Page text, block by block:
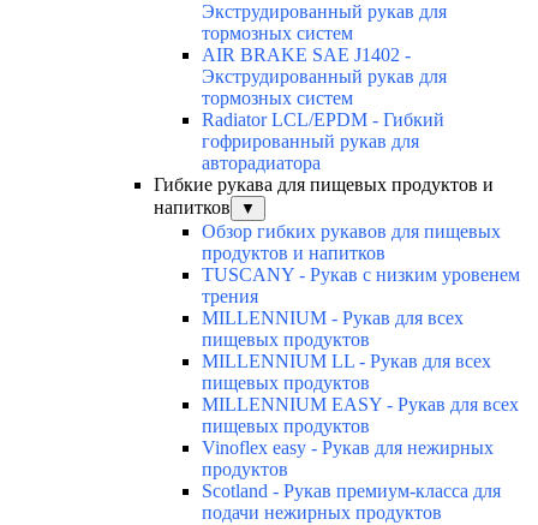
Экструдированный рукав для
тормозных систем
AIR BRAKE SAE J1402 -
Экструдированный рукав для
тормозных систем
Radiator LCL/EPDM - Гибкий
гофрированный рукав для
авторадиатора
Гибкие рукава для пищевых продуктов и
напитков
▼
Обзор гибких рукавов для пищевых
продуктов и напитков
TUSCANY - Рукав с низким уровенем
трения
MILLENNIUM - Рукав для всех
пищевых продуктов
MILLENNIUM LL - Рукав для всех
пищевых продуктов
MILLENNIUM EASY - Рукав для всех
пищевых продуктов
Vinoflex easy - Рукав для нежирных
продуктов
Scotland - Рукав премиум-класса для
подачи нежирных продуктов